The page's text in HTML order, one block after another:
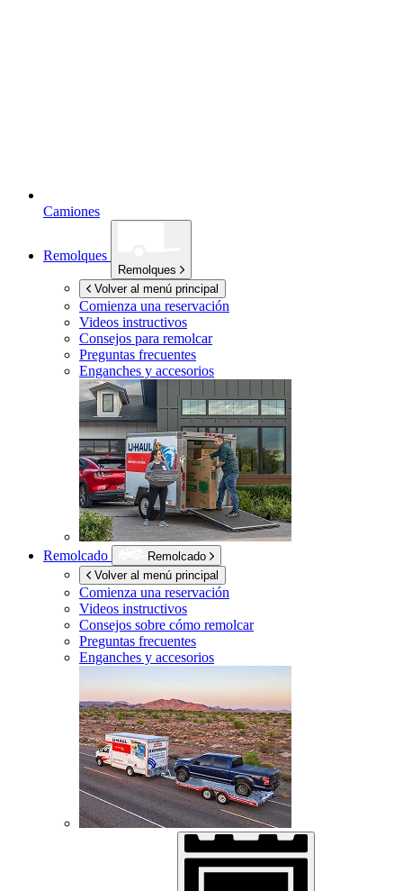
Camiones
Remolques
Remolques
Volver al menú principal
Comienza una reservación
Videos instructivos
Consejos para remolcar
Preguntas frecuentes
Enganches y accesorios
Remolcado
Remolcado
Volver al menú principal
Comienza una reservación
Videos instructivos
Consejos sobre cómo remolcar
Preguntas frecuentes
Enganches y accesorios